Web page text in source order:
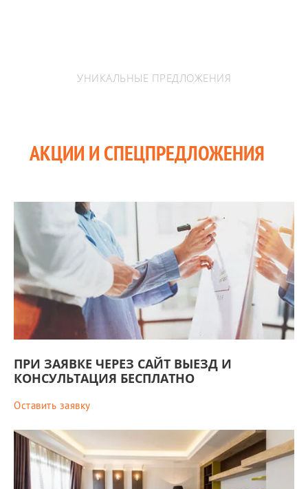
УНИКАЛЬНЫЕ ПРЕДЛОЖЕНИЯ
АКЦИИ И СПЕЦПРЕДЛОЖЕНИЯ
ПРИ ЗАЯВКЕ ЧЕРЕЗ САЙТ ВЫЕЗД И
КОНСУЛЬТАЦИЯ БЕСПЛАТНО
Оставить заявку